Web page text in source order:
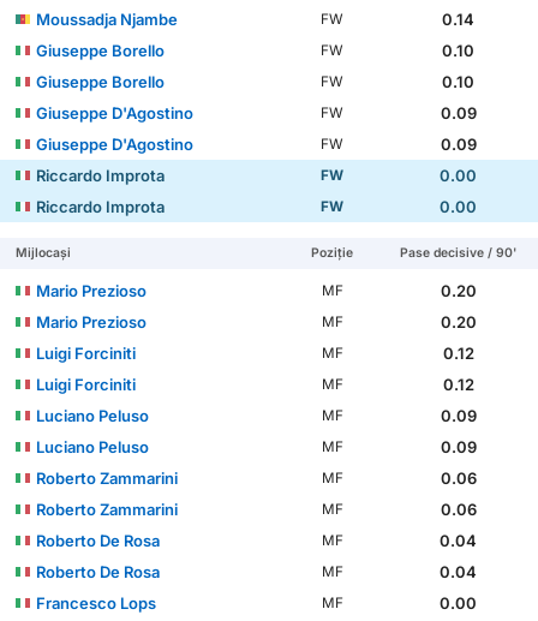
Moussadja Njambe FW
0.14
Giuseppe Borello
FW
0.10
Giuseppe Borello
FW
0.10
Giuseppe D'Agostino
FW
0.09
Giuseppe D'Agostino
FW
0.09
Riccardo Improta
FW
0.00
Riccardo Improta
FW 0.00
Mijlocași Poziție Pase decisive / 90'
Mario Prezioso MF
0.20
Mario Prezioso
MF
0.20
Luigi Forciniti
MF
0.12
Luigi Forciniti
MF
0.12
Luciano Peluso
MF
0.09
Luciano Peluso
MF
0.09
Roberto Zammarini
MF
0.06
Roberto Zammarini
MF
0.06
Roberto De Rosa
MF
0.04
Roberto De Rosa
MF
0.04
Francesco Lops
MF
0.00